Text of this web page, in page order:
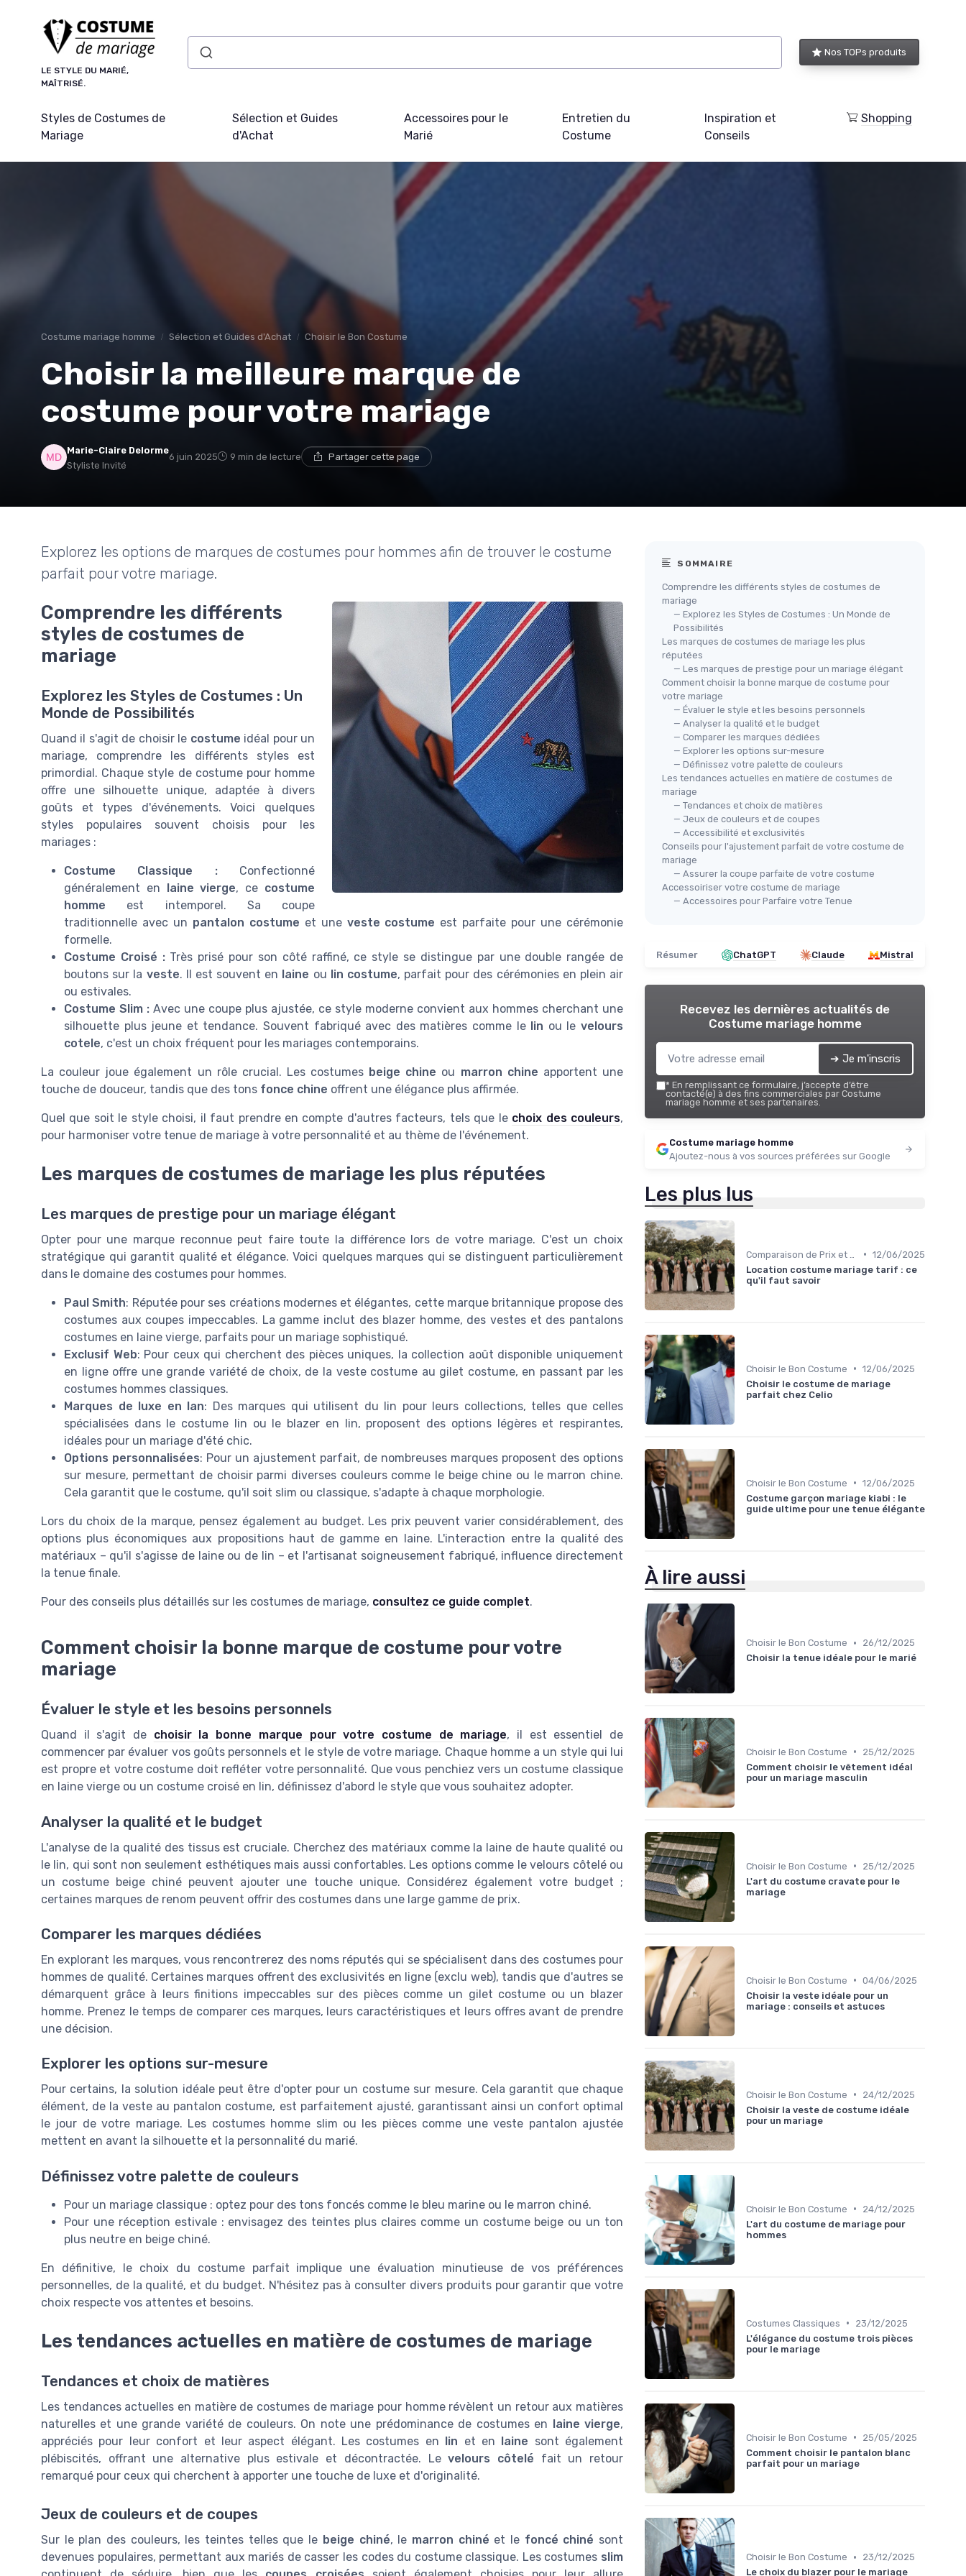
LE STYLE DU MARIÉ,
MAÎTRISÉ.
Nos TOPs produits
Styles de Costumes de
Mariage
Sélection et Guides
d'Achat
Accessoires pour le
Marié
Entretien du
Costume
Inspiration et
Conseils
Shopping
Costume mariage homme Sélection et Guides d'Achat Choisir le Bon Costume
Choisir la meilleure marque de
costume pour votre mariage
Marie-Claire Delorme
Styliste Invité
6 juin 2025 9 min de lecture Partager cette page
Explorez les options de marques de costumes pour hommes afin de trouver le costume
parfait pour votre mariage.
Comprendre les différents
styles de costumes de
mariage
Explorez les Styles de Costumes : Un
Monde de Possibilités
Quand il s'agit de choisir le costume idéal pour un
mariage, comprendre les différents styles est
primordial. Chaque style de costume pour homme
offre une silhouette unique, adaptée à divers
goûts et types d'événements. Voici quelques
styles populaires souvent choisis pour les
mariages :
Costume Classique :Confectionné
généralement en laine vierge, ce costume
homme est intemporel. Sa coupe
traditionnelle avec un pantalon costume et une veste costume est parfaite pour une cérémonie
formelle.
Costume Croisé :Très prisé pour son côté raffiné, ce style se distingue par une double rangée de
boutons sur la veste. Il est souvent en laine ou lin costume, parfait pour des cérémonies en plein air
ou estivales.
Costume Slim : Avec une coupe plus ajustée, ce style moderne convient aux hommes cherchant une
silhouette plus jeune et tendance. Souvent fabriqué avec des matières comme le lin ou levelours
cotele, c'est un choix fréquent pour les mariages contemporains.
La couleur joue également un rôle crucial. Les costumes beige chine ou marron chine apportent une
touche de douceur, tandis que des tons fonce chine offrent une élégance plus affirmée.
Quel que soit le style choisi, il faut prendre en compte d'autres facteurs, tels que le choix des couleurs,
pour harmoniser votre tenue de mariage à votre personnalité et au thème de l'événement.
Les marques de costumes de mariage les plus réputées
Les marques de prestige pour un mariage élégant
Opter pour une marque reconnue peut faire toute la différence lors de votre mariage. C'est un choix
stratégique qui garantit qualité et élégance. Voici quelques marques qui se distinguent particulièrement
dans le domaine des costumes pour hommes.
Paul Smith: Réputée pour ses créations modernes et élégantes, cette marque britannique propose des
costumes aux coupes impeccables. La gamme inclut des blazer homme, des vestes et des pantalons
costumes en laine vierge, parfaits pour un mariage sophistiqué.
Exclusif Web: Pour ceux qui cherchent des pièces uniques, la collection août disponible uniquement
en ligne offre une grande variété de choix, de la veste costume au gilet costume, en passant par les
costumes hommes classiques.
Marques de luxe en lan: Des marques qui utilisent du lin pour leurs collections, telles que celles
spécialisées dans le costume lin ou le blazer en lin, proposent des options légères et respirantes,
idéales pour un mariage d'été chic.
Options personnalisées: Pour un ajustement parfait, de nombreuses marques proposent des options
sur mesure, permettant de choisir parmi diverses couleurs comme le beige chine ou le marron chine.
Cela garantit que le costume, qu'il soit slim ou classique, s'adapte à chaque morphologie.
Lors du choix de la marque, pensez également au budget. Les prix peuvent varier considérablement, des
options plus économiques aux propositions haut de gamme en laine. L'interaction entre la qualité des
matériaux – qu'il s'agisse de laine ou de lin – et l'artisanat soigneusement fabriqué, influence directement
la tenue finale.
Pour des conseils plus détaillés sur les costumes de mariage, consultez ce guide complet.
Comment choisir la bonne marque de costume pour votre
mariage
Évaluer le style et les besoins personnels
Quand il s'agit de choisir la bonne marque pour votre costume de mariage, il est essentiel de
commencer par évaluer vos goûts personnels et le style de votre mariage. Chaque homme a un style qui lui
est propre et votre costume doit refléter votre personnalité. Que vous penchiez vers un costume classique
en laine vierge ou un costume croisé en lin, définissez d'abord le style que vous souhaitez adopter.
Analyser la qualité et le budget
L'analyse de la qualité des tissus est cruciale. Cherchez des matériaux comme la laine de haute qualité ou
le lin, qui sont non seulement esthétiques mais aussi confortables. Les options comme le velours côtelé ou
un costume beige chiné peuvent ajouter une touche unique. Considérez également votre budget ;
certaines marques de renom peuvent offrir des costumes dans une large gamme de prix.
Comparer les marques dédiées
En explorant les marques, vous rencontrerez des noms réputés qui se spécialisent dans des costumes pour
hommes de qualité. Certaines marques offrent des exclusivités en ligne (exclu web), tandis que d'autres se
démarquent grâce à leurs finitions impeccables sur des pièces comme un gilet costume ou un blazer
homme. Prenez le temps de comparer ces marques, leurs caractéristiques et leurs offres avant de prendre
une décision.
Explorer les options sur-mesure
Pour certains, la solution idéale peut être d'opter pour un costume sur mesure. Cela garantit que chaque
élément, de la veste au pantalon costume, est parfaitement ajusté, garantissant ainsi un confort optimal
le jour de votre mariage. Les costumes homme slim ou les pièces comme une veste pantalon ajustée
mettent en avant la silhouette et la personnalité du marié.
Définissez votre palette de couleurs
Pour un mariage classique : optez pour des tons foncés comme le bleu marine ou le marron chiné.
Pour une réception estivale : envisagez des teintes plus claires comme un costume beige ou un ton
plus neutre en beige chiné.
En définitive, le choix du costume parfait implique une évaluation minutieuse de vos préférences
personnelles, de la qualité, et du budget. N'hésitez pas à consulter divers produits pour garantir que votre
choix respecte vos attentes et besoins.
Les tendances actuelles en matière de costumes de mariage
Tendances et choix de matières
Les tendances actuelles en matière de costumes de mariage pour homme révèlent un retour aux matières
naturelles et une grande variété de couleurs. On note une prédominance de costumes en laine vierge,
appréciés pour leur confort et leur aspect élégant. Les costumes en lin et en laine sont également
plébiscités, offrant une alternative plus estivale et décontractée. Levelours côtelé fait un retour
remarqué pour ceux qui cherchent à apporter une touche de luxe et d'originalité.
Jeux de couleurs et de coupes
Sur le plan des couleurs, les teintes telles que le beige chiné, le marron chiné et le foncé chiné sont
devenues populaires, permettant aux mariés de casser les codes du costume classique. Les costumes slim
SOMMAIRE
Comprendre les différents styles de costumes de
mariage
— Explorez les Styles de Costumes : Un Monde de
Possibilités
Les marques de costumes de mariage les plus
réputées
— Les marques de prestige pour un mariage élégant
Comment choisir la bonne marque de costume pour
votre mariage
— Évaluer le style et les besoins personnels
— Analyser la qualité et le budget
— Comparer les marques dédiées
— Explorer les options sur-mesure
— Définissez votre palette de couleurs
Les tendances actuelles en matière de costumes de
mariage
— Tendances et choix de matières
— Jeux de couleurs et de coupes
— Accessibilité et exclusivités
Conseils pour l'ajustement parfait de votre costume de
mariage
— Assurer la coupe parfaite de votre costume
Accessoiriser votre costume de mariage
— Accessoires pour Parfaire votre Tenue
Résumer ChatGPT Claude Mistral
Recevez les dernières actualités de
Costume mariage homme
➔ Je m'inscris
* En remplissant ce formulaire, j’accepte d’être
contacté(e) à des fins commerciales par Costume
mariage homme et ses partenaires.
Costume mariage homme
Ajoutez-nous à vos sources préférées sur Google
Les plus lus
• 12/06/2025
Location costume mariage tarif : ce
qu'il faut savoir
Choisir le Bon Costume • 12/06/2025
Choisir le costume de mariage
parfait chez Celio
Choisir le Bon Costume • 12/06/2025
Costume garçon mariage kiabi : le
guide ultime pour une tenue élégante
À lire aussi
Choisir le Bon Costume •
26/12/2025
Choisir la tenue idéale pour le marié
Choisir le Bon Costume •
25/12/2025
Comment choisir le vêtement idéal
pour un mariage masculin
Choisir le Bon Costume •
25/12/2025
L'art du costume cravate pour le
mariage
Choisir le Bon Costume • 04/06/2025
Choisir la veste idéale pour un
mariage : conseils et astuces
Choisir le Bon Costume •
24/12/2025
Choisir la veste de costume idéale
pour un mariage
Choisir le Bon Costume •
24/12/2025
L'art du costume de mariage pour
hommes
Costumes Classiques •
23/12/2025
L'élégance du costume trois pièces
pour le mariage
Choisir le Bon Costume •
25/05/2025
Comment choisir le pantalon blanc
parfait pour un mariage
Choisir le Bon Costume •
23/12/2025
Le choix du blazer pour le mariage